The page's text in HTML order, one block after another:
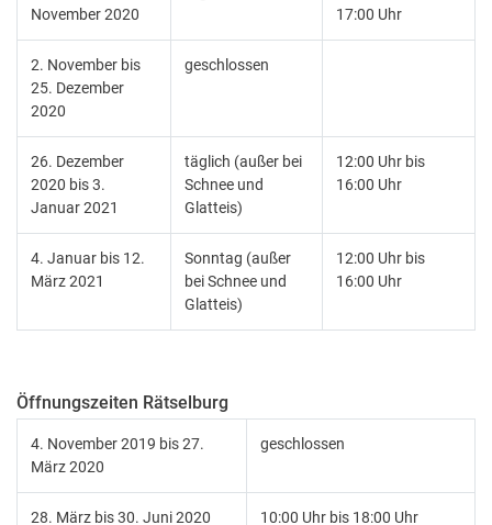
November 2020
17:00 Uhr
2. November bis
25. Dezember
2020
geschlossen
26. Dezember
2020 bis 3.
Januar 2021
täglich (außer bei
Schnee und
Glatteis)
12:00 Uhr bis
16:00 Uhr
4. Januar bis 12.
März 2021
Sonntag (außer
bei Schnee und
Glatteis)
12:00 Uhr bis
16:00 Uhr
Öffnungszeiten Rätselburg
4. November 2019 bis 27.
März 2020
geschlossen
28. März bis 30. Juni 2020 10:00 Uhr bis 18:00 Uhr